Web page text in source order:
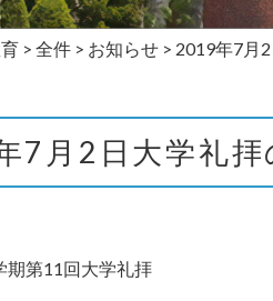
> 全件 > お知らせ > 2019年7月
7月2日大学礼拝
期第11回大学礼拝